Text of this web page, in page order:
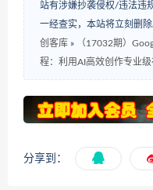
站有涉嫌抄袭侵权/违法违
一经查实，本站将立刻删除
创客库 »
（17032期）
程：利用AI高效创作专业级
分享到：